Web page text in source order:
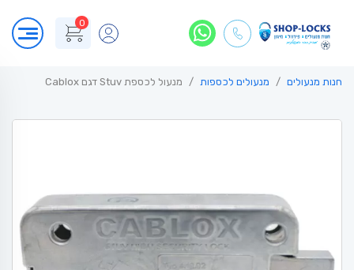
0
חנות מנעולים מנעולים לכספות מנעול לכספת Stuv דגם Cablox